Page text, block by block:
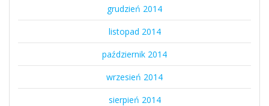
grudzień 2014
listopad 2014
październik 2014
wrzesień 2014
sierpień 2014